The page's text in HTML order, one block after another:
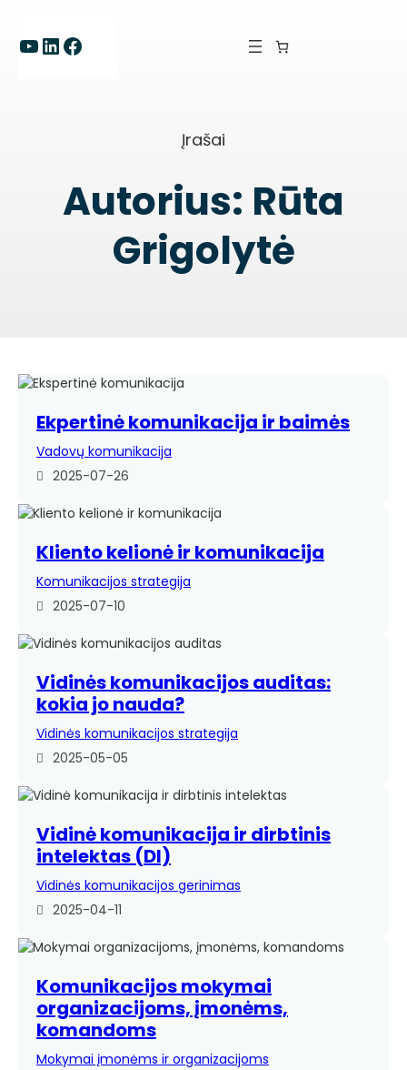
turinio
YouTube LinkedIn Facebook
Įrašai
Autorius: Rūta
Grigolytė
Ekpertinė komunikacija ir baimės
Vadovų komunikacija
2025-07-26
Kliento kelionė ir komunikacija
Komunikacijos strategija
2025-07-10
Vidinės komunikacijos auditas:
kokia jo nauda?
Vidinės komunikacijos strategija
2025-05-05
Vidinė komunikacija ir dirbtinis
intelektas (DI)
Vidinės komunikacijos gerinimas
2025-04-11
Komunikacijos mokymai
organizacijoms, įmonėms,
komandoms
Mokymai įmonėms ir organizacijoms